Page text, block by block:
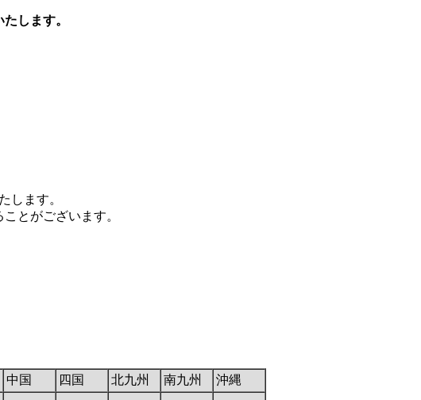
します。
ます。
とがございます。
中国 四国 北九州 南九州 沖縄